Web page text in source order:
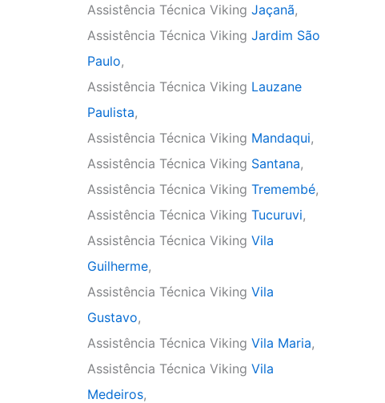
Assistência Técnica Viking Jaçanã,
Assistência Técnica Viking Jardim São
Paulo,
Assistência Técnica Viking Lauzane
Paulista,
Assistência Técnica Viking Mandaqui,
Assistência Técnica Viking Santana,
Assistência Técnica Viking Tremembé,
Assistência Técnica Viking Tucuruvi,
Assistência Técnica Viking Vila
Guilherme,
Assistência Técnica Viking Vila
Gustavo,
Assistência Técnica Viking Vila Maria,
Assistência Técnica Viking Vila
Medeiros,